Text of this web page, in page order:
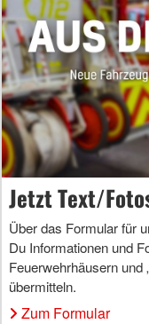
Jetzt Text/
Über das Formular für
Du Informationen und
Feuerwehrhäusern und
übermitteln.
Zum Formular